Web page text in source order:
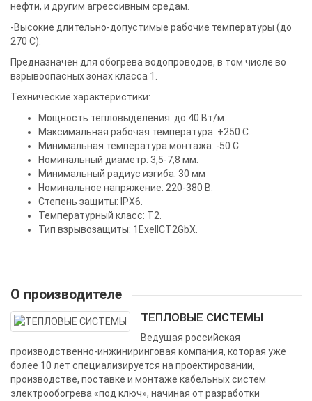
нефти, и другим агрессивным средам.
-Высокие длительно-допустимые рабочие температуры (до
270 С).
Предназначен для обогрева водопроводов, в том числе во
взрывоопасных зонах класса 1.
Технические характеристики:
Мощность тепловыделения: до 40 Вт/м.
Максимальная рабочая температура: +250 С.
Минимальная температура монтажа: -50 С.
Номинальный диаметр: 3,5-7,8 мм.
Минимальный радиус изгиба: 30 мм
Номинальное напряжение: 220-380 В.
Степень защиты: IPX6.
Температурный класс: Т2.
Тип взрывозащиты: 1ExellCT2GbX.
О производителе
ТЕПЛОВЫЕ СИСТЕМЫ
Ведущая российская
производственно-инжиниринговая компания, которая уже
более 10 лет специализируется на проектировании,
производстве, поставке и монтаже кабельных систем
электрообогрева «под ключ», начиная от разработки